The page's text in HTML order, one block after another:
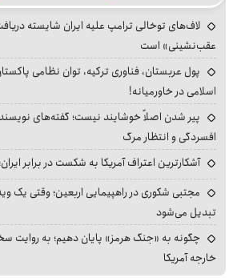
لاف‌های توخالی ترامپ علیه ایران شایسته
عقب‌نشینی» است
پول عربستان، فناوری ترکیه، توان نظامی
اسلامی در خاورمیانه!
پیر شدن اصلاً خوشایند نیست؛ گفته‌های
افسردگی و انتظار مرگ
آشکارترین اعتراف آمریکا به شکست در برابر
مجتبی شکوری در راهپیمایی اربعین؛ وقتی یک
تبدیل می‌شود
چگونه به «جنگ هرمز» پایان دهیم؛ به روایت
خارجه آمریکا